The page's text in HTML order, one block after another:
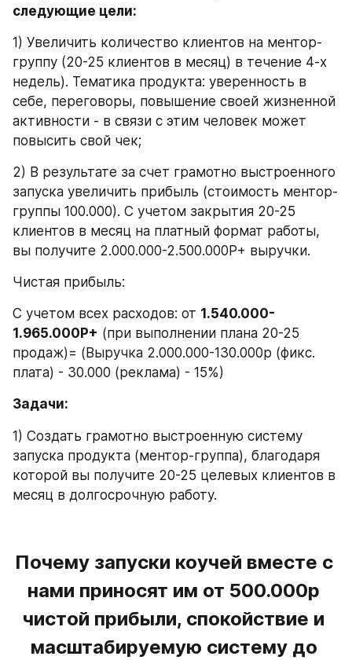
следующие цели:
1) Увеличить количество клиентов на ментор-
группу (20-25 клиентов в месяц) в течение 4-х
недель). Тематика продукта: уверенность в
себе, переговоры, повышение своей жизненной
активности - в связи с этим человек может
повысить свой чек;
2) В результате за счет грамотно выстроенного
запуска увеличить прибыль (стоимость ментор-
группы 100.000). С учетом закрытия 20-25
клиентов в месяц на платный формат работы,
вы получите 2.000.000-2.500.000Р+ выручки.
Чистая прибыль:
С учетом всех расходов: от 1.540.000-
1.965.000Р+ (при выполнении плана 20-25
продаж)= (Выручка 2.000.000-130.000р (фикс.
плата) - 30.000 (реклама) - 15%)
Задачи:
1) Создать грамотно выстроенную систему
запуска продукта (ментор-группа), благодаря
которой вы получите 20-25 целевых клиентов в
месяц в долгосрочную работу.
Почему запуски коучей вместе с
нами приносят им от 500.000р
чистой прибыли, спокойствие и
масштабируемую систему до